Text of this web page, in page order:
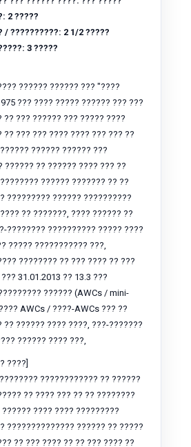
2 ?????
/ ??????????: 2 1/2 ?????
3 ?????
?????? ?????? ??? "????
??? ???? ????? ?????? ??? ???
?? ??? ?????? ??? ????? ????
?? ??? ??? ???? ???? ??? ??? ??
?????? ?????? ???
?????? ?? ?????? ???? ??? ??
?????? ??????? ?? ??
????????? ?????? ??????????
?? ???????, ???? ?????? ??
???????? ?????????? ????? ????
????? ??????????? ???,
???????? ?? ??? ???? ?? ???
31.01.2013 ?? 13.3 ???
?????? (AWCs / mini-
AWCs / ????-AWCs ??? ??
?? ?????? ???? ????, ???-???????
?????? ???? ???,
????]
???????????? ?? ??????
?? ???? ??? ?? ?? ????????
???? ???? ?????????
?????????????? ?????? ?? ?????
?? ??? ???? ?? ?? ??? ???? ??